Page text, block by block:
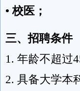
• 校医；
三、招聘条件
1. 年龄不超过
2. 具备大学本